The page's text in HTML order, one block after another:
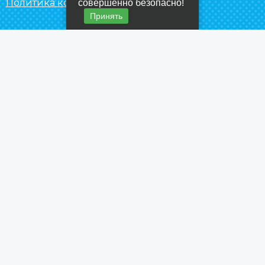
Политика конфиденциальности
совершенно безопасно!
Принять